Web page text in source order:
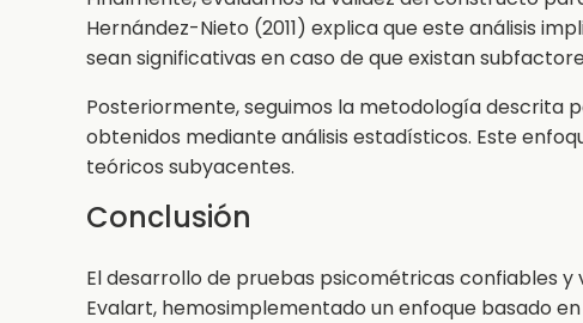
Hernández-Nieto (2011) explica que este análisis
sean significativas en caso de que existan
Posteriormente, seguimos la metodología descrita
obtenidos mediante análisis estadísticos. Este
teóricos subyacentes.
Conclusión
El desarrollo de pruebas psicométricas confiables
Evalart, hemosimplementado un enfoque basado